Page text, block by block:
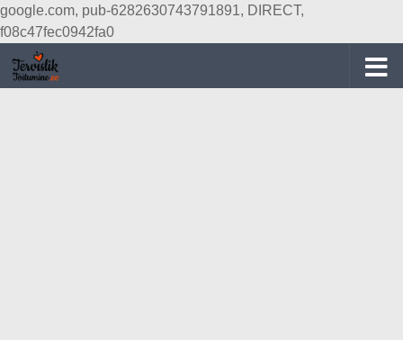
google.com, pub-6282630743791891, DIRECT,
f08c47fec0942fa0
Skip to content